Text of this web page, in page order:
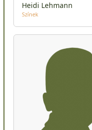
Heidi Lehmann
Színek